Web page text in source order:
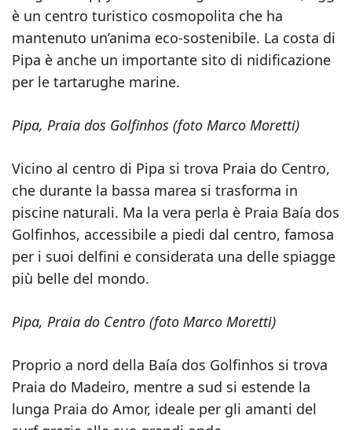
è un centro turistico cosmopolita che ha
mantenuto un’anima eco-sostenibile. La costa di
Pipa è anche un importante sito di nidificazione
per le tartarughe marine.
Pipa, Praia dos Golfinhos (foto Marco Moretti)
Vicino al centro di Pipa si trova Praia do Centro,
che durante la bassa marea si trasforma in
piscine naturali. Ma la vera perla è Praia Baía dos
Golfinhos, accessibile a piedi dal centro, famosa
per i suoi delfini e considerata una delle spiagge
più belle del mondo.
Pipa, Praia do Centro (foto Marco Moretti)
Proprio a nord della Baía dos Golfinhos si trova
Praia do Madeiro, mentre a sud si estende la
lunga Praia do Amor, ideale per gli amanti del